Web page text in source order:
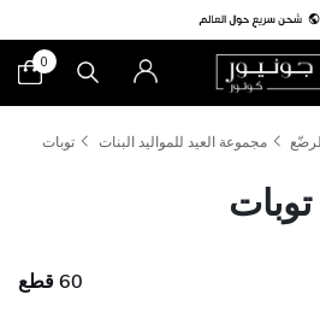
0
مجموعة العيد للمواليد البنات توبات
توبات
60 قطع